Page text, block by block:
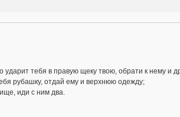
ударит тебя в правую щеку твою, обрати к нему и
рубашку, отдай ему и верхнюю одежду;
иди с ним два.